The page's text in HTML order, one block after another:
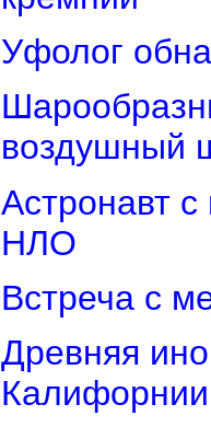
Уфолог
воздушный
Астронавт
НЛО
Встреча с
Древняя
Калифорнии